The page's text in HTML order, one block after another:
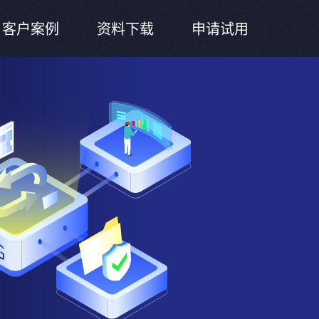
客户案例 资料下载 申请试用